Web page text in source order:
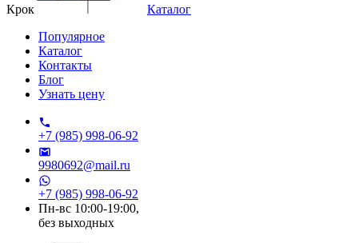
Крок
Каталог
Популярное
Каталог
Контакты
Блог
Узнать цену
+7 (985) 998-06-92
9980692@mail.ru
+7 (985) 998-06-92
Пн-вс 10:00-19:00,
без выходных